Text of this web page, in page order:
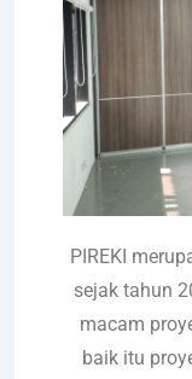
PIREKI
sejak tahun
macam
baik itu